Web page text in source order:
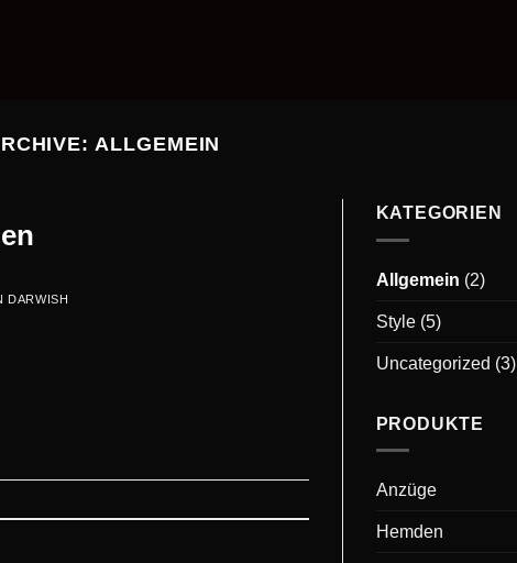
ALLGEMEIN
DARWISH
KATEGORIEN
Allgemein (2)
Style(5)
Uncategorized (3)
PRODUKTE
Anzüge
Hemden